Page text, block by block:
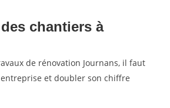
chantiers à
de rénovation Journans, il faut
et doubler son chiffre